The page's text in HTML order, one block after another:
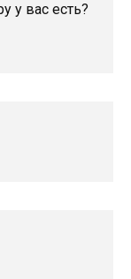
у вас есть?